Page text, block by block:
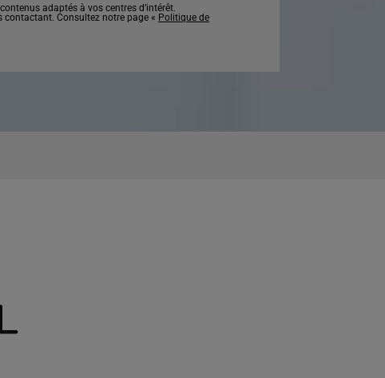
adaptés à vos centres d’intérêt.
contactant. Consultez notre page « Politique de